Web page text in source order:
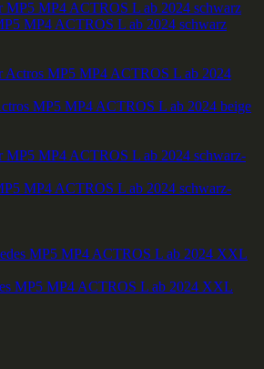
MP4 ACTROS L ab 2024 schwarz
MP5 MP4 ACTROS L ab 2024 beige
MP4 ACTROS L ab 2024 schwarz-
MP5 MP4 ACTROS L ab 2024 XXL